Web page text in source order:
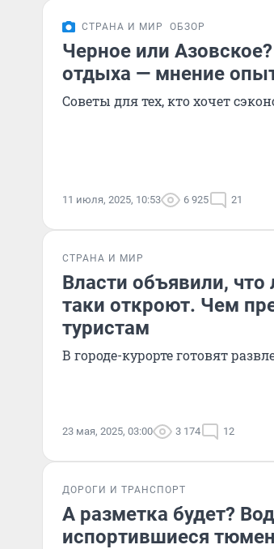
СТРАНА И МИР ОБЗОР
Черное или
отдыха — мнение
Советы для тех, кто хочет
11 июля, 2025, 10:53 6 925 21
СТРАНА И МИР
Власти объявили, что
таки откроют. Чем
туристам
В городе-курорте готовят
23 мая, 2025, 03:00 3 174 12
ДОРОГИ И ТРАНСПОРТ
А разметка будет?
испортившиеся